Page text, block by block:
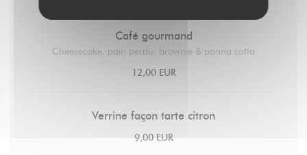
Café gourmand
Cheesecake, pain perdu, brownie & panna cotta
12,00 EUR
Verrine façon tarte citron
9,00 EUR